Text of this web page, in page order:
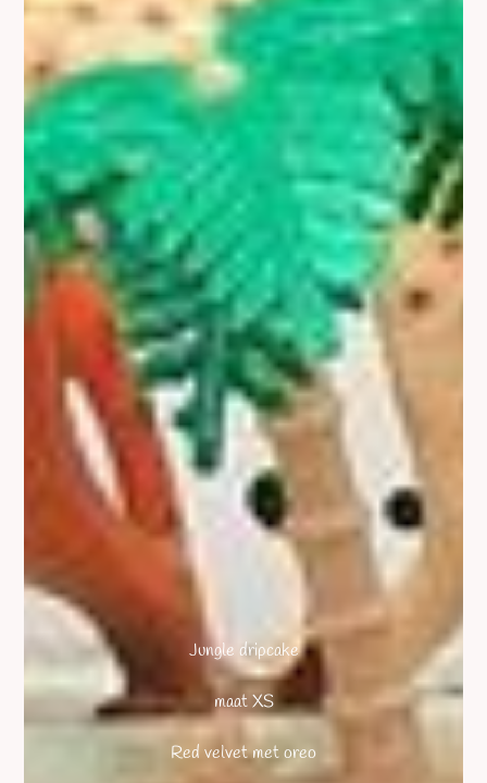
Jungle dripcake
maat XS
Red velvet met oreo